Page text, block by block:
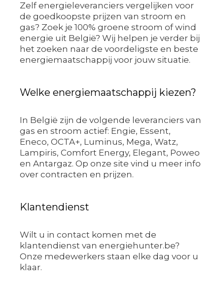
Zelf energieleveranciers vergelijken voor
de goedkoopste prijzen van stroom en
gas? Zoek je 100% groene stroom of wind
energie uit België? Wij helpen je verder bij
het zoeken naar de voordeligste en beste
energiemaatschappij voor jouw situatie.
Welke energiemaatschappij kiezen?
In België zijn de volgende leveranciers van
gas en stroom actief: Engie, Essent,
Eneco, OCTA+, Luminus, Mega, Watz,
Lampiris, Comfort Energy, Elegant, Poweo
en Antargaz. Op onze site vind u meer info
over contracten en prijzen.
Klantendienst
Wilt u in contact komen met de
klantendienst van energiehunter.be?
Onze medewerkers staan elke dag voor u
klaar.